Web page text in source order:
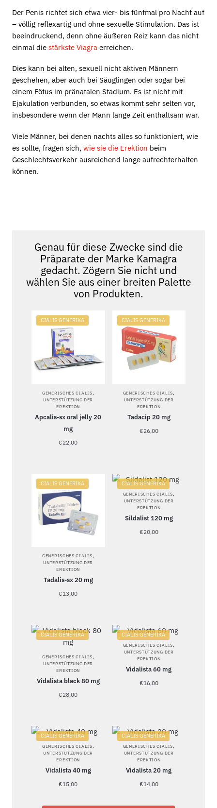
Der Penis richtet sich etwa vier- bis fünfmal pro Nacht auf
– völlig reflexartig und ohne sexuelle Stimulation. Das ist
beeindruckend, denn ohne äußeren Reiz kann das nicht
einmal die stärkste Viagra erreichen.
Dies kann bei alten, sexuell nicht aktiven Männern
geschehen, aber auch bei Säuglingen oder sogar bei
einem Fötus im pränatalen Stadium. Es ist nicht mit
Ejakulation verbunden, so etwas kommt sehr selten vor,
insbesondere wenn der Mann lange Zeit enthaltsam war.
Viele Männer, bei denen nachts alles so funktioniert, wie
es sollte, fragen sich, wie sie die Erektion beim
Geschlechtsverkehr ausreichend lange aufrechterhalten
können.
Genau für diese Zwecke sind die
Präparate der Marke Kamagra
gedacht. Zögern Sie nicht und
wählen Sie aus einer breiten Palette
von Produkten.
CIALIS GENERIKA
GENERISCHES CIALIS,
UNTERSTÜTZUNG DER
EREKTION
Apcalis-sx oral jelly 20
mg
€22,00
CIALIS GENERIKA
GENERISCHES CIALIS,
UNTERSTÜTZUNG DER
EREKTION
Tadacip 20 mg
€26,00
CIALIS GENERIKA
GENERISCHES CIALIS,
UNTERSTÜTZUNG DER
EREKTION
Tadalis-sx 20 mg
€13,00
CIALIS GENERIKA
GENERISCHES CIALIS,
UNTERSTÜTZUNG DER
EREKTION
Sildalist 120 mg
€20,00
CIALIS GENERIKA
GENERISCHES CIALIS,
UNTERSTÜTZUNG DER
EREKTION
Vidalista black 80 mg
€28,00
CIALIS GENERIKA
GENERISCHES CIALIS,
UNTERSTÜTZUNG DER
EREKTION
Vidalista 60 mg
€16,00
CIALIS GENERIKA
GENERISCHES CIALIS,
UNTERSTÜTZUNG DER
EREKTION
Vidalista 40 mg
€15,00
CIALIS GENERIKA
GENERISCHES CIALIS,
UNTERSTÜTZUNG DER
EREKTION
Vidalista 20 mg
€14,00